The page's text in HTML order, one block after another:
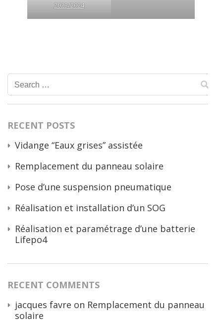
2023/2024
Search
for:
RECENT POSTS
Vidange “Eaux grises” assistée
Remplacement du panneau solaire
Pose d’une suspension pneumatique
Réalisation et installation d’un SOG
Réalisation et paramétrage d’une batterie
Lifepo4
RECENT COMMENTS
jacques favre on Remplacement du panneau
solaire